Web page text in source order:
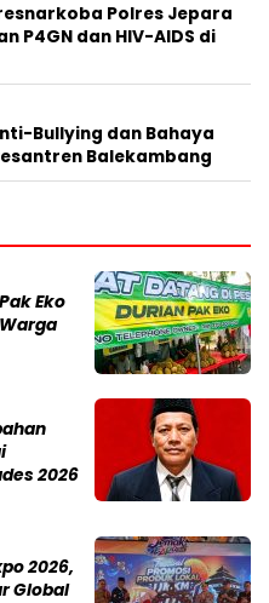
Polres Jepara
P4GN dan HIV-AIDS di
Bullying dan Bahaya
Balekambang
Eko
2026
2026,
Global